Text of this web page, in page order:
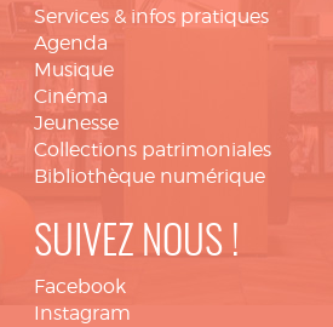
Services & infos pratiques
Agenda
Musique
Cinéma
Jeunesse
Collections patrimoniales
Bibliothèque numérique
SUIVEZ NOUS !
Facebook
Instagram